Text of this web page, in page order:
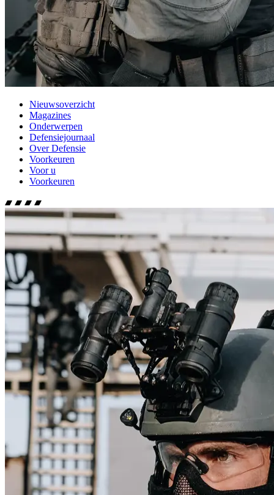
Nieuwsoverzicht
Magazines
Onderwerpen
Defensiejournaal
Over Defensie
Voorkeuren
Voor u
Voorkeuren